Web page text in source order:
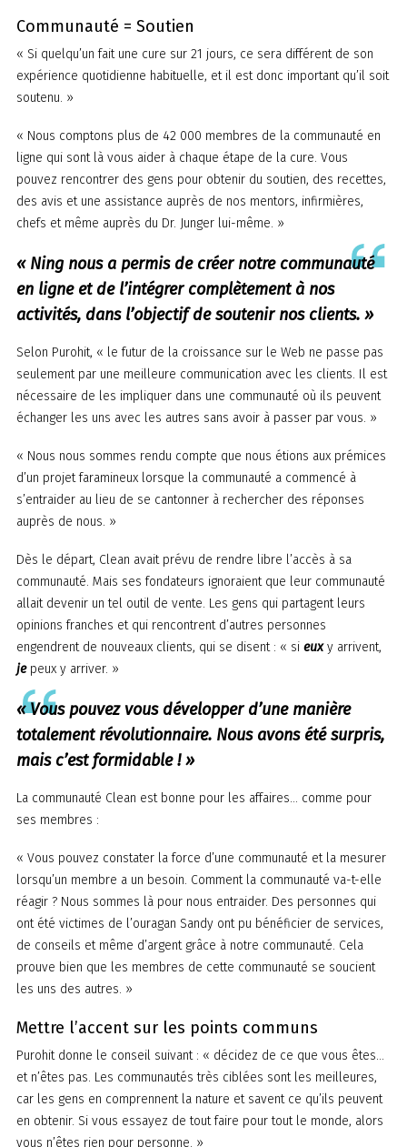
Communauté = Soutien
« Si quelqu’un fait une cure sur 21 jours, ce sera différent de son
expérience quotidienne habituelle, et il est donc important qu’il soit
soutenu. »
« Nous comptons plus de 42 000 membres de la communauté en
ligne qui sont là vous aider à chaque étape de la cure. Vous
pouvez rencontrer des gens pour obtenir du soutien, des recettes,
des avis et une assistance auprès de nos mentors, infirmières,
chefs et même auprès du Dr. Junger lui-même. »
« Ning nous a permis de créer notre communauté
en ligne et de l’intégrer complètement à nos
activités, dans l’objectif de soutenir nos clients. »
Selon Purohit, « le futur de la croissance sur le Web ne passe pas
seulement par une meilleure communication avec les clients. Il est
nécessaire de les impliquer dans une communauté où ils peuvent
échanger les uns avec les autres sans avoir à passer par vous. »
« Nous nous sommes rendu compte que nous étions aux prémices
d’un projet faramineux lorsque la communauté a commencé à
s’entraider au lieu de se cantonner à rechercher des réponses
auprès de nous. »
Dès le départ, Clean avait prévu de rendre libre l’accès à sa
communauté. Mais ses fondateurs ignoraient que leur communauté
allait devenir un tel outil de vente. Les gens qui partagent leurs
opinions franches et qui rencontrent d’autres personnes
engendrent de nouveaux clients, qui se disent : « si euxy arrivent,
jepeux y arriver. »
« Vous pouvez vous développer d’une manière
totalement révolutionnaire. Nous avons été surpris,
mais c’est formidable ! »
La communauté Clean est bonne pour les affaires… comme pour
ses membres :
« Vous pouvez constater la force d’une communauté et la mesurer
lorsqu’un membre a un besoin. Comment la communauté va-t-elle
réagir ? Nous sommes là pour nous entraider. Des personnes qui
ont été victimes de l’ouragan Sandy ont pu bénéficier de services,
de conseils et même d’argent grâce à notre communauté. Cela
prouve bien que les membres de cette communauté se soucient
les uns des autres. »
Mettre l’accent sur les points communs
Purohit donne le conseil suivant : « décidez de ce que vous êtes…
et n’êtes pas. Les communautés très ciblées sont les meilleures,
car les gens en comprennent la nature et savent ce qu’ils peuvent
en obtenir. Si vous essayez de tout faire pour tout le monde, alors
vous n’êtes rien pour personne. »